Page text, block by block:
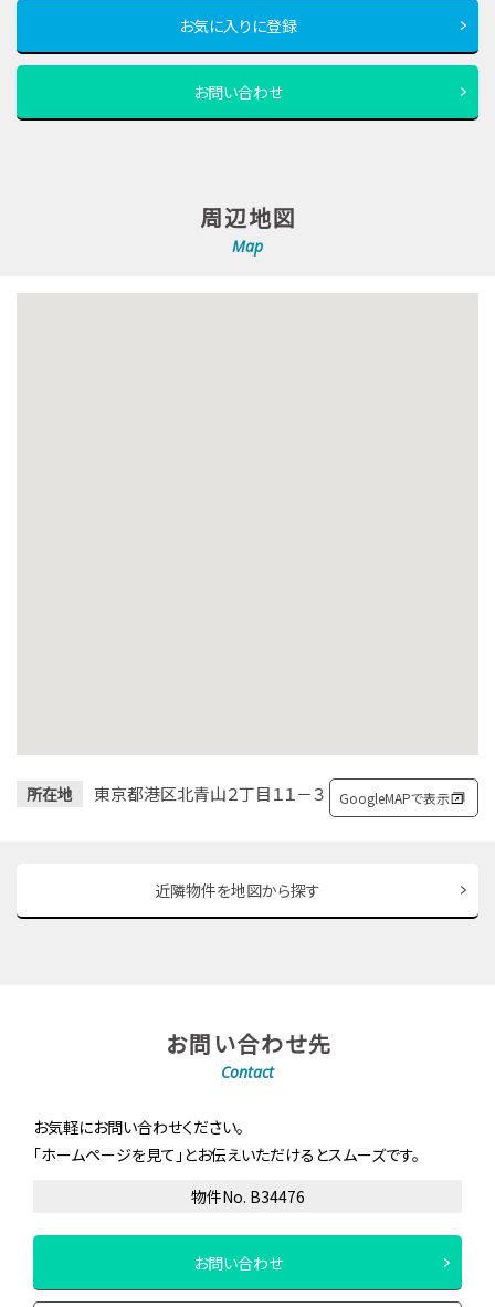
お気に入りに登録
お問い合わせ
周辺地図
Map
所在地 東京都港区北青山２丁目１１－３ GoogleMAPで表示
近隣物件を地図から探す
お問い合わせ先
Contact
お気軽にお問い合わせください。
「ホームページを見て」とお伝えいただけるとスムーズです。
物件No. B34476
お問い合わせ